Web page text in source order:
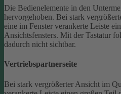
Die Bedienelemente in den
hervorgehoben. Bei stark
eine im Fenster verankerte Leiste
Ansichtsfensters. Mit der Tastatur
dadurch nicht sichtbar.
Vertriebspartnerseite
Bei stark vergrößerter Ansicht im